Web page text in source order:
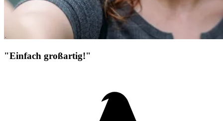
"Einfach großartig!"